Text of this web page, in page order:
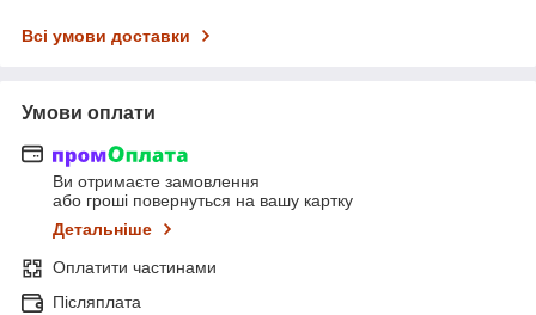
Всі умови доставки
Умови оплати
Ви отримаєте замовлення
або гроші повернуться на вашу картку
Детальніше
Оплатити частинами
Післяплата